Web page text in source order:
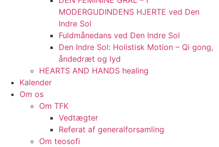
MODERGUDINDENS HJERTE ved Den
Indre Sol
Fuldmånedans ved Den Indre Sol
Den Indre Sol: Holistisk Motion – Qi gong,
åndedræt og lyd
HEARTS AND HANDS healing
Kalender
Om os
Om TFK
Vedtægter
Referat af generalforsamling
Om teosofi